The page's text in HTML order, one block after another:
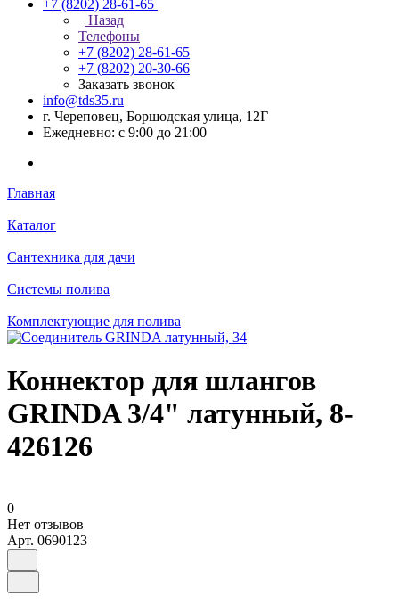
+7 (8202) 28‑61-65
Назад
Телефоны
+7 (8202) 28‑61-65
+7 (8202) 20‑30-66
Заказать звонок
info@tds35.ru
г. Череповец, Боршодская улица, 12Г
Ежедневно: с 9:00 до 21:00
Главная
Каталог
Сантехника для дачи
Системы полива
Комплектующие для полива
Коннектор для шлангов
GRINDA 3/4" латунный, 8-
426126
0
Нет отзывов
Арт. 0690123